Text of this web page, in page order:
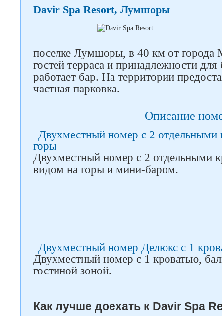
Davir Spa Resort, Лумшоры
поселке Лумшоры, в 40 км от города
гостей терраса и принадлежности
работает бар. На территории
частная парковка.
Описание
Двухместный номер с 2 отдельными
горы
Двухместный номер с 2 отдельными
видом на горы и мини-баром.
Двухместный номер Делюкс с 1
Двухместный номер с 1 кроватью,
гостиной зоной.
Как лучше доехать к Davir Spa
Следите за нами в соцсетях